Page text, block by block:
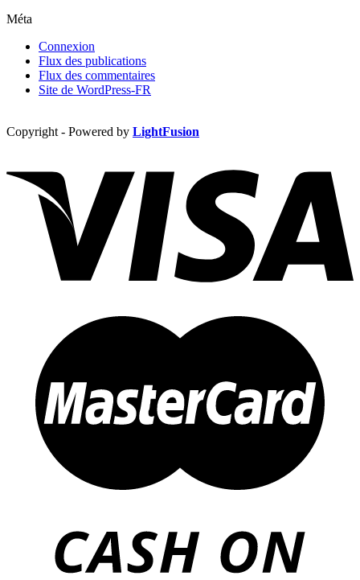
Méta
Connexion
Flux des publications
Flux des commentaires
Site de WordPress-FR
Copyright - Powered by LightFusion